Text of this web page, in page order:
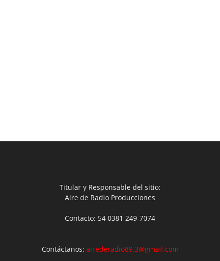
Titular y Responsable del sitio:
Aire de Radio Producciones
Contacto: 54 0381 249-7074
Contáctanos: airederadio89.3@gmail.com